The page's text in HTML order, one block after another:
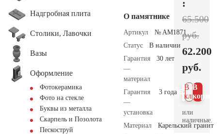
Надгробная плита
Столики, Лавочки
Вазы
Оформление
Фотокерамика
Фото на стекле
Буквы из металла
Скарпель и Позолота
Пескоструй
О памятнике
Артикул
№ AM1871
Статус
В наличии
Гарантия
—
материал
30 лет
Гарантия
—
установка
3 года
Материал
Карельский гранит
:
65.500
руб.
62.200
руб.
В
В 1
клик
или
наличные.